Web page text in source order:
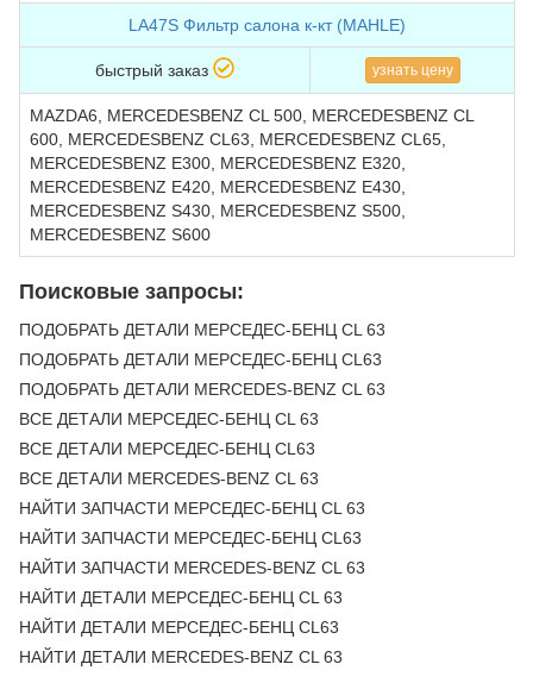
LA47S Фильтр салона к-кт (MAHLE)
быстрый заказ узнать цену
MAZDA6, MERCEDESBENZ CL 500, MERCEDESBENZ CL
600, MERCEDESBENZ CL63, MERCEDESBENZ CL65,
MERCEDESBENZ E300, MERCEDESBENZ E320,
MERCEDESBENZ E420, MERCEDESBENZ E430,
MERCEDESBENZ S430, MERCEDESBENZ S500,
MERCEDESBENZ S600
Поисковые запросы:
ПОДОБРАТЬ ДЕТАЛИ МЕРСЕДЕС-БЕНЦ CL 63
ПОДОБРАТЬ ДЕТАЛИ МЕРСЕДЕС-БЕНЦ CL63
ПОДОБРАТЬ ДЕТАЛИ MERCEDES-BENZ CL 63
ВСЕ ДЕТАЛИ МЕРСЕДЕС-БЕНЦ CL 63
ВСЕ ДЕТАЛИ МЕРСЕДЕС-БЕНЦ CL63
ВСЕ ДЕТАЛИ MERCEDES-BENZ CL 63
НАЙТИ ЗАПЧАСТИ МЕРСЕДЕС-БЕНЦ CL 63
НАЙТИ ЗАПЧАСТИ МЕРСЕДЕС-БЕНЦ CL63
НАЙТИ ЗАПЧАСТИ MERCEDES-BENZ CL 63
НАЙТИ ДЕТАЛИ МЕРСЕДЕС-БЕНЦ CL 63
НАЙТИ ДЕТАЛИ МЕРСЕДЕС-БЕНЦ CL63
НАЙТИ ДЕТАЛИ MERCEDES-BENZ CL 63